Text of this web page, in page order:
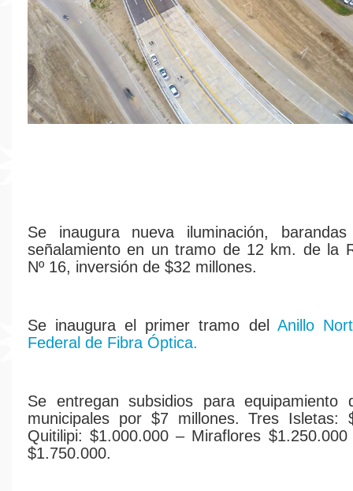
Se inaugura nueva iluminación,
señalamiento en un tramo de 12 km. de la
Nº 16, inversión de $32 millones.
Se inaugura el primer tramo del Anillo
Federal de Fibra Óptica.
Se entregan subsidios para equipamiento
municipales por $7 millones. Tres Isletas:
Quitilipi: $1.000.000 – Miraflores
$1.750.000.